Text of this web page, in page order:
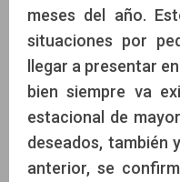
meses del año.
situaciones por
llegar a presentar
bien siempre va
estacional de
deseados, también
anterior, se